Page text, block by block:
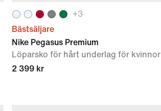
+3
Bästsäljare
Nike Pegasus Premium
Löparsko för hårt underlag för kvinnor
2 399 kr